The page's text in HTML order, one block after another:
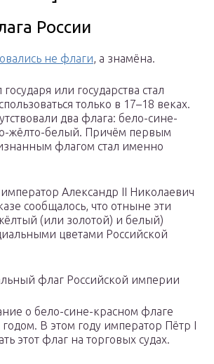
России
не флаги, а знамёна.
или государства стал
только в 17–18 веках.
два флага: бело-сине-
жёлто-белый. Причём первым
флагом стал именно
император Александр II Николаевич
сообщалось, что отныне эти
(или золотой) и белый)
цветами Российской
флаг Российской империи
о бело-сине-красном флаге
годом. В этом году император Пётр I
этот флаг на торговых судах.